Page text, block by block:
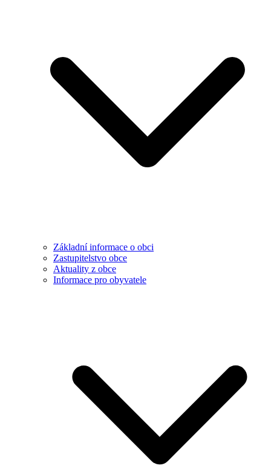
Základní informace o obci
Zastupitelstvo obce
Aktuality z obce
Informace pro obyvatele